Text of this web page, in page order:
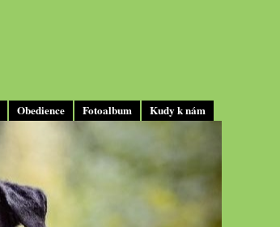
Obedience Fotoalbum Kudy k nám